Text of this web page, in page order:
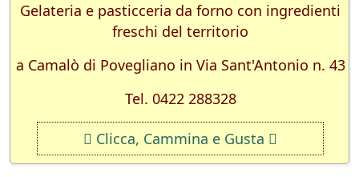
Gelateria e pasticceria da forno con ingredienti
freschi del territorio
a Camalò di Povegliano in Via Sant'Antonio n. 43
Tel. 0422 288328
Clicca, Cammina e Gusta